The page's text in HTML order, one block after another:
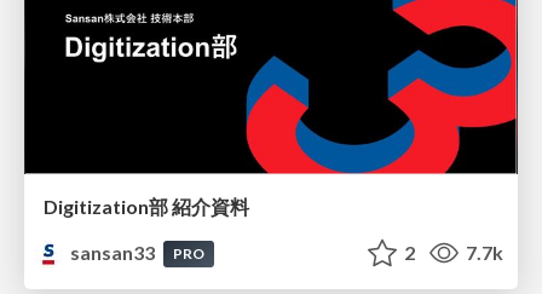
Digitization部 紹介資料
sansan33
PRO 2 7.7k